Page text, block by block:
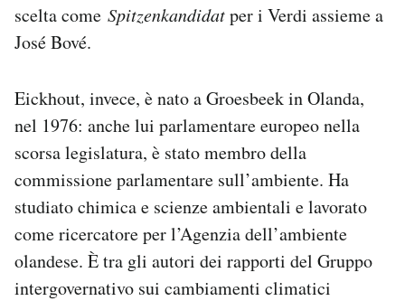
scelta come Spitzenkandidatper i Verdi assieme a
José Bové.
Eickhout, invece, è nato a Groesbeek in Olanda,
nel 1976: anche lui parlamentare europeo nella
scorsa legislatura, è stato membro della
commissione parlamentare sull’ambiente. Ha
studiato chimica e scienze ambientali e lavorato
come ricercatore per l’Agenzia dell’ambiente
olandese. È tra gli autori dei rapporti del Gruppo
intergovernativo sui cambiamenti climatici